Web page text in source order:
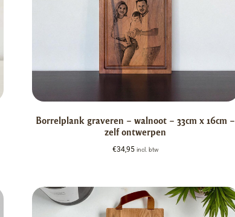
Borrelplank graveren – walnoot – 33cm x 16cm –
zelf ontwerpen
€34,95 incl. btw